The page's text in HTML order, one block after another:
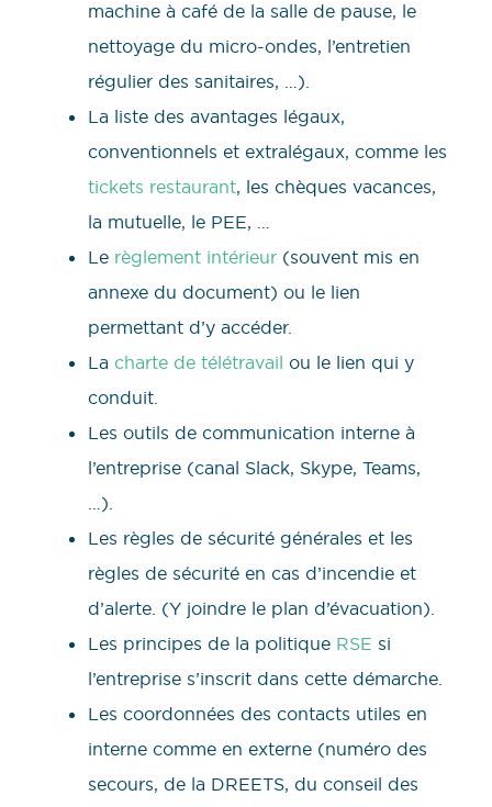
machine à café de la salle de pause, le
nettoyage du micro-ondes, l’entretien
régulier des sanitaires, …).
La liste des avantages légaux,
conventionnels et extralégaux, comme les
tickets restaurant, les chèques vacances,
la mutuelle, le PEE, …
Le règlement intérieur (souvent mis en
annexe du document) ou le lien
permettant d’y accéder.
La charte de télétravail ou le lien qui y
conduit.
Les outils de communication interne à
l’entreprise (canal Slack, Skype, Teams,
…).
Les règles de sécurité générales et les
règles de sécurité en cas d’incendie et
d’alerte. (Y joindre le plan d’évacuation).
Les principes de la politique RSE si
l’entreprise s’inscrit dans cette démarche.
Les coordonnées des contacts utiles en
interne comme en externe (numéro des
secours, de la DREETS, du conseil des